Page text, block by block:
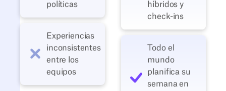
políticas
Experiencias
inconsistentes
entre los
equipos
híbridos y
check-ins
Todo el
mundo
planifica su
semana en